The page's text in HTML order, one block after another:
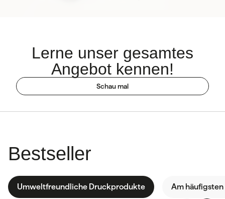
Lerne unser gesamtes
Angebot kennen!
Schau mal
Bestseller
Umweltfreundliche Druckprodukte Am